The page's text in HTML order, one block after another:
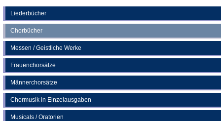
Liederbücher
Chorbücher
Messen / Geistliche Werke
Frauenchorsätze
Männerchorsätze
Chormusik in Einzelausgaben
Musicals / Oratorien
Tab)
neuen
Tab)
einem
neuen